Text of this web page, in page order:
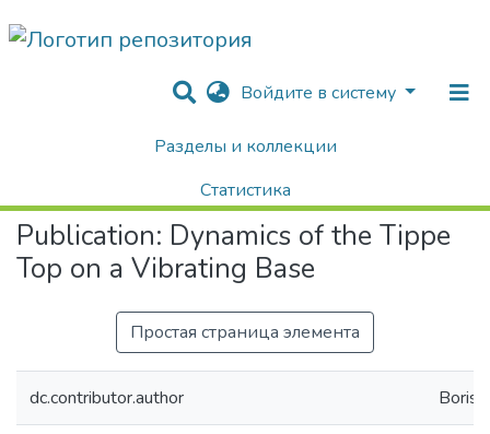
Войдите в систему
Разделы и коллекции
Статистика
Поиск
Научные публикации / Препринты
Publication: Dynamics of the Tippe
Top on a Vibrating Base
Простая страница элемента
dc.contributor.author